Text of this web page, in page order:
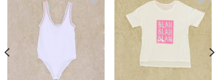
Añadir
a la
lista de